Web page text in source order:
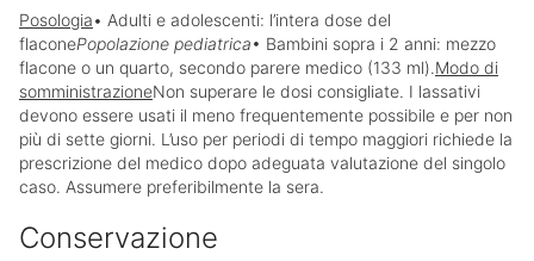
Posologia• Adulti e adolescenti: l’intera dose del
flaconePopolazione pediatrica• Bambini sopra i 2 anni: mezzo
flacone o un quarto, secondo parere medico (133 ml).Modo di
somministrazioneNon superare le dosi consigliate. I lassativi
devono essere usati il meno frequentemente possibile e per non
più di sette giorni. L’uso per periodi di tempo maggiori richiede la
prescrizione del medico dopo adeguata valutazione del singolo
caso. Assumere preferibilmente la sera.
Conservazione